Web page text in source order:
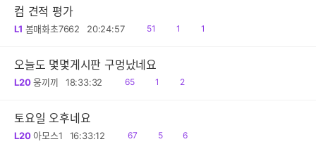
컴 견적 평가
L1 봄매화초7662 20:24:57
읽
51
공1
댓1
오늘도 몇몇게시판 구멍났네요
L20 웅끼끼 18:33:32
읽
65
공1
댓
2
토요일 오후네요
L20 아모스1 16:33:12
읽
67
공
5
댓
6